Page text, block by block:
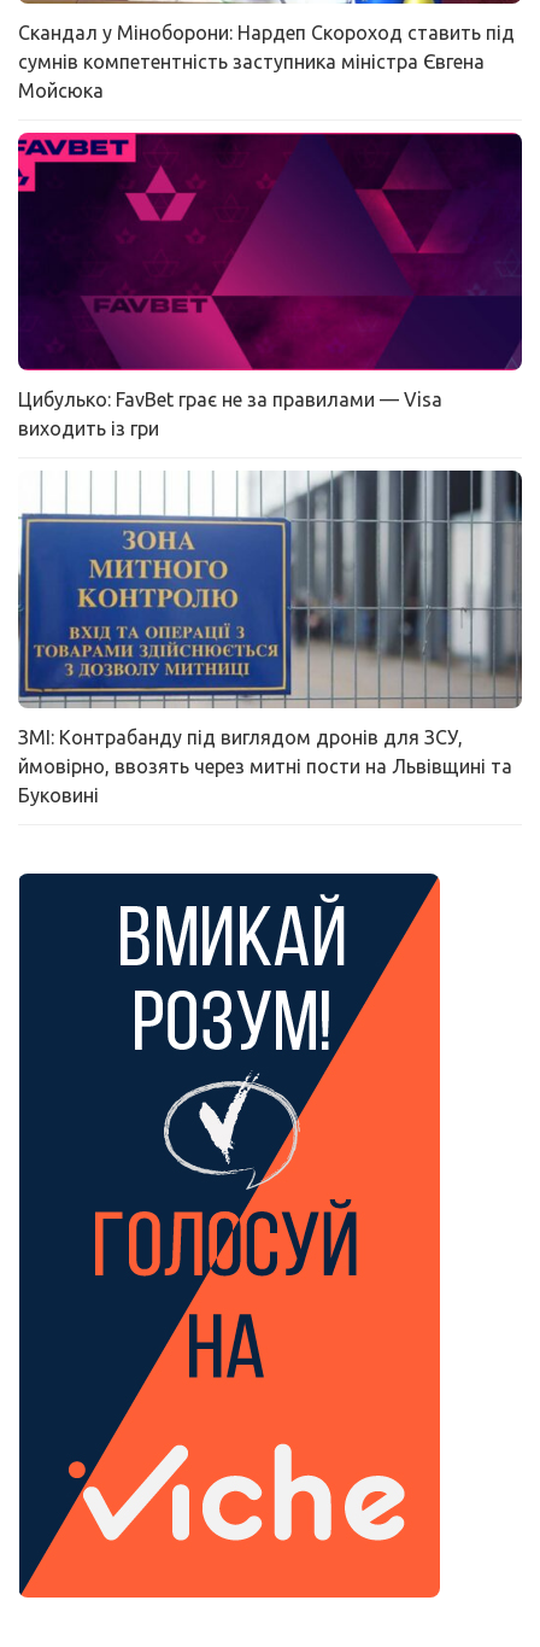
Скандал у Міноборони: Нардеп Скороход ставить під
сумнів компетентність заступника міністра Євгена
Мойсюка
Цибулько: FavBet грає не за правилами — Visa
виходить із гри
ЗМІ: Контрабанду під виглядом дронів для ЗСУ,
ймовірно, ввозять через митні пости на Львівщині та
Буковині